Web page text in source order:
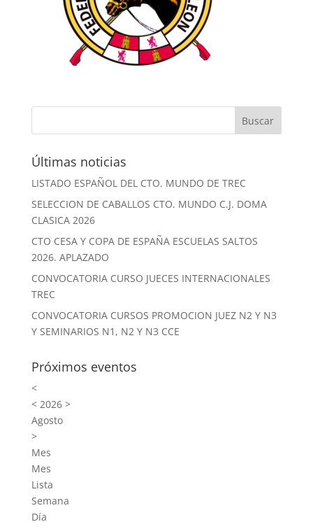
Últimas noticias
LISTADO ESPAÑOL DEL CTO. MUNDO DE TREC
SELECCION DE CABALLOS CTO. MUNDO C.J. DOMA
CLASICA 2026
CTO CESA Y COPA DE ESPAÑA ESCUELAS SALTOS
2026. APLAZADO
CONVOCATORIA CURSO JUECES INTERNACIONALES
TREC
CONVOCATORIA CURSOS PROMOCION JUEZ N2 Y N3
Y SEMINARIOS N1, N2 Y N3 CCE
Próximos eventos
<
<2026 >
Agosto
>
Mes
Mes
Lista
Semana
Día